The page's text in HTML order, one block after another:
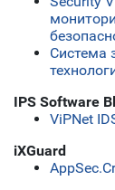
Система
IPS Software
ViPNet
iXGuard